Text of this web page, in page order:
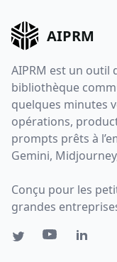
AIPRM
AIPRM est un outil
bibliothèque
quelques minutes
opérations,
prompts prêts à
Gemini,
Conçu pour les
grandes